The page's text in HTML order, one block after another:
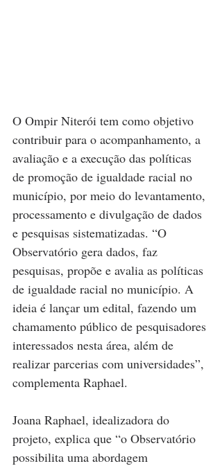
O Ompir Niterói tem como objetivo
contribuir para o acompanhamento, a
avaliação e a execução das políticas
de promoção de igualdade racial no
município, por meio do levantamento,
processamento e divulgação de dados
e pesquisas sistematizadas. “O
Observatório gera dados, faz
pesquisas, propõe e avalia as políticas
de igualdade racial no município. A
ideia é lançar um edital, fazendo um
chamamento público de pesquisadores
interessados nesta área, além de
realizar parcerias com universidades”,
complementa Raphael.
Joana Raphael, idealizadora do
projeto, explica que “o Observatório
possibilita uma abordagem